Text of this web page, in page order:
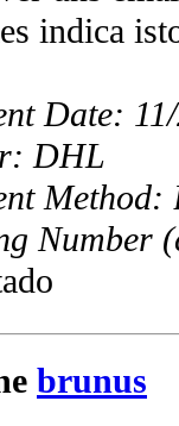
indica
Date:
DHL
Number
brunus